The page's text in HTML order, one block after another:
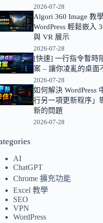
2026-07-28
Algori 360 Image 教
WordPress 輕鬆嵌入
與 VR 展示
2026-07-28
[快速] 一行指令暫時
案 – 讓你凌亂的桌面
2026-07-28
如何解決 WordPress
行另一項更新程序」
新的問題
2026-07-28
AI
ChatGPT
Chrome 擴充功能
Excel 教學
SEO
VPN
WordPress